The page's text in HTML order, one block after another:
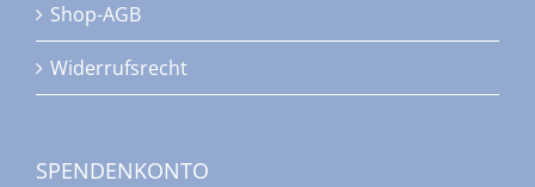
Shop-AGB
Widerrufsrecht
SPENDENKONTO